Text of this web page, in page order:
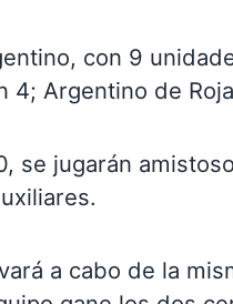
con 9
Argentino de
se jugarán
a cabo de la